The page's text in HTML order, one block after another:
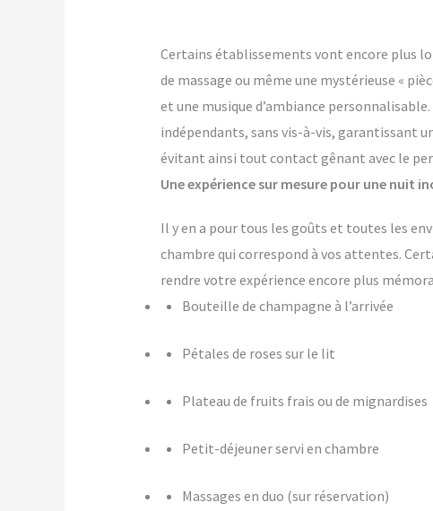
Certains établissements vont encore plus
de massage ou même une mystérieuse «
et une musique d’ambiance personnalisable.
indépendants, sans vis-à-vis, garantissant
évitant ainsi tout contact gênant avec le
Une expérience sur mesure pour une nuit
Il y en a pour tous les goûts et toutes les
chambre qui correspond à vos attentes.
rendre votre expérience encore plus
Bouteille de champagne à l’arrivée
Pétales de roses sur le lit
Plateau de fruits frais ou de mignardises
Petit-déjeuner servi en chambre
Massages en duo (sur réservation)